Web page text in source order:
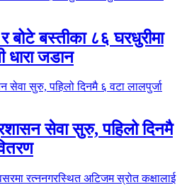
बोटे बस्तीका ८६ घरधुरीमा
धारा जडान
सेवा सुरु, पहिलो दिनमै